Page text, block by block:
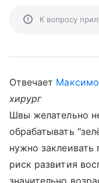
К вопросу
Отвечает
хирург
Швы желательно
обрабатывать
нужно
риск развития
значительно